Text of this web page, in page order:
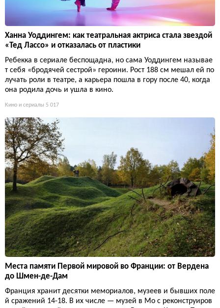
Ханна Уоддингем: как театральная актриса стала звездой
«Тед Лассо» и отказалась от пластики
Ребекка в сериале беспощадна, но сама Уоддингем называе
т себя «бродячей сестрой» героини. Рост 188 см мешал ей по
лучать роли в театре, а карьера пошла в гору после 40, когда
она родила дочь и ушла в кино.
Кино и сериалы 5 017
Места памяти Первой мировой во Франции: от Вердена
до Шмен-де-Дам
Франция хранит десятки мемориалов, музеев и бывших поле
й сражений 14-18. В их числе — музей в Мо с реконструиров